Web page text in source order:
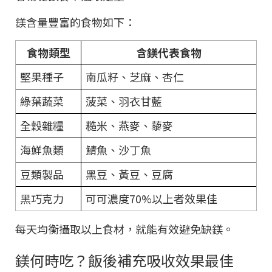
鎂含量豐富的食物如下：
食物類型
含鎂代表食物
堅果種子
南瓜籽、芝麻、杏仁
綠葉蔬菜
菠菜、羽衣甘藍
全穀雜糧
糙米、燕麥、藜麥
海鮮魚類
鯖魚、沙丁魚
豆類製品
黑豆、黃豆、豆腐
黑巧克力
可可濃度70%以上者效果佳
每天均衡攝取以上食材，就能有效避免缺鎂。
鎂何時吃？飯後補充吸收效果最佳